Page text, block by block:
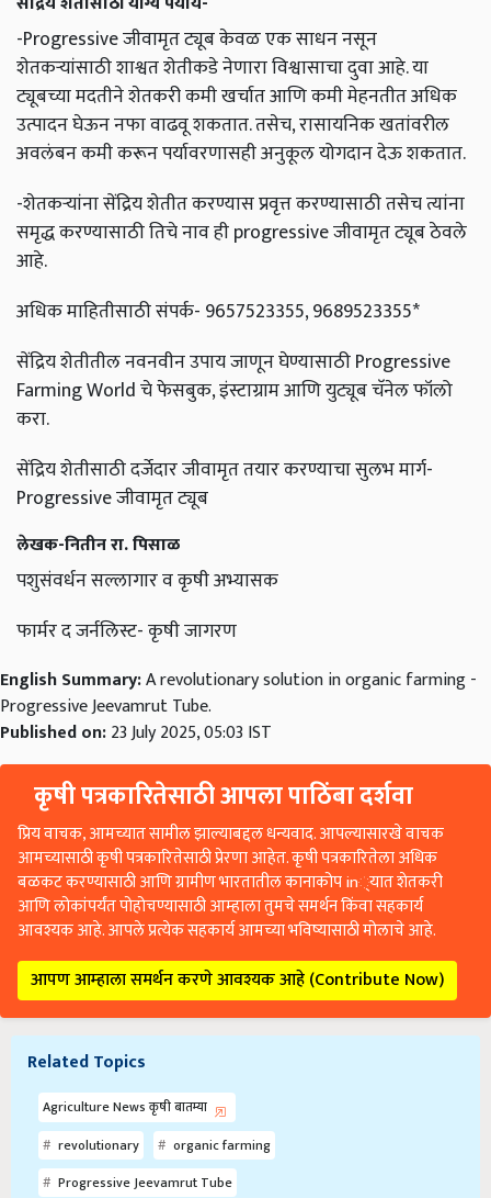
-Progressive जीवामृत ट्यूब केवळ एक साधन नसून
शेतकऱ्यांसाठी शाश्वत शेतीकडे नेणारा विश्वासाचा दुवा आहे. या
ट्यूबच्या मदतीने शेतकरी कमी खर्चात आणि कमी मेहनतीत अधिक
उत्पादन घेऊन नफा वाढवू शकतात. तसेच, रासायनिक खतांवरील
अवलंबन कमी करून पर्यावरणासही अनुकूल योगदान देऊ शकतात.
समृद्ध करण्यासाठी तिचे नाव ही progressive जीवामृत ट्यूब ठेवले
आहे.
Farming World चे फेसबुक, इंस्टाग्राम आणि युट्यूब चॅनेल फॉलो
करा.
Progressive जीवामृत ट्यूब
पशुसंवर्धन सल्लागार व कृषी अभ्यासक
Progressive Jeevamrut Tube.
Published on:23 July 2025, 05:03 IST
कृषी पत्रकारितेसाठी आपला पाठिंबा दर्शवा
प्रिय वाचक, आमच्यात सामील झाल्याबद्दल धन्यवाद. आपल्यासारखे वाचक
आमच्यासाठी कृषी पत्रकारितेसाठी प्रेरणा आहेत. कृषी पत्रकारितेला अधिक
बळकट करण्यासाठी आणि ग्रामीण भारतातील कानाकोप in्यात शेतकरी
आणि लोकांपर्यंत पोहोचण्यासाठी आम्हाला तुमचे समर्थन किंवा सहकार्य
आवश्यक आहे. आपले प्रत्येक सहकार्य आमच्या भविष्यासाठी मोलाचे आहे.
आपण आम्हाला समर्थन करणे आवश्यक आहे (Contribute Now)
revolutionary
organic farming
Progressive Jeevamrut Tube